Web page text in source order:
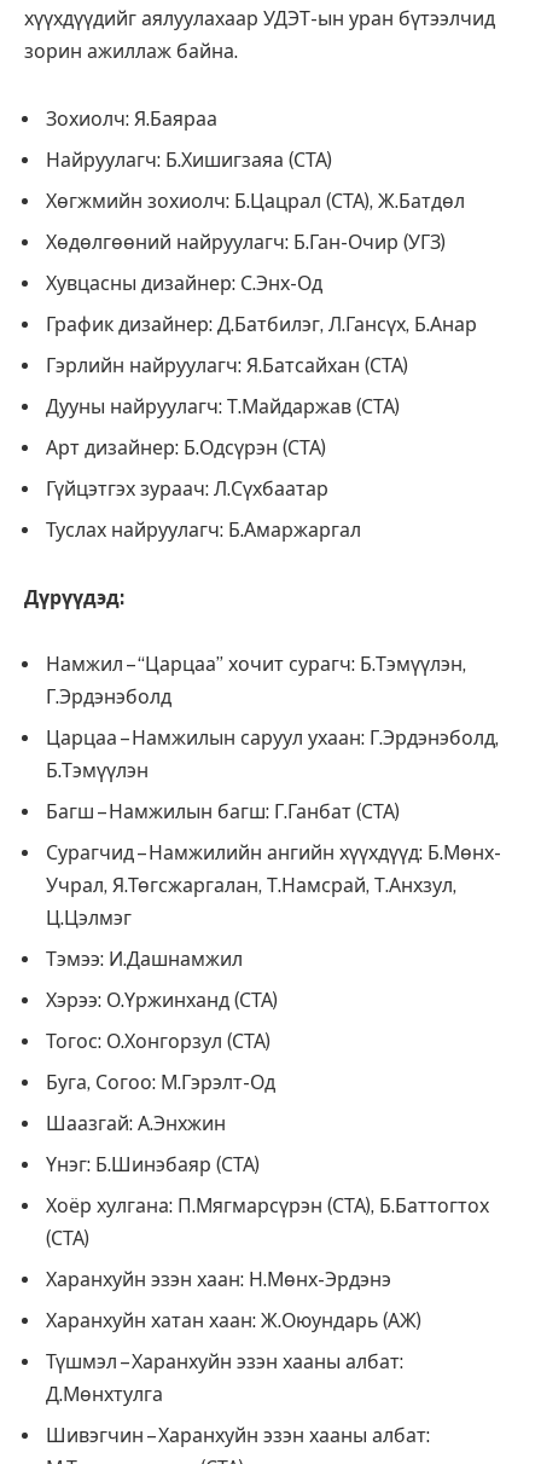
хүүхдүүдийг аялуулахаар УДЭТ-ын уран бүтээлчид
зорин ажиллаж байна.
Зохиолч: Я.Баяраа
Найруулагч: Б.Хишигзаяа (СТА)
Хөгжмийн зохиолч: Б.Цацрал (СТА), Ж.Батдөл
Хөдөлгөөний найруулагч: Б.Ган-Очир (УГЗ)
Хувцасны дизайнер: С.Энх-Од
График дизайнер: Д.Батбилэг, Л.Гансүх, Б.Анар
Гэрлийн найруулагч: Я.Батсайхан (СТА)
Дууны найруулагч: Т.Майдаржав (СТА)
Арт дизайнер: Б.Одсүрэн (СТА)
Гүйцэтгэх зураач: Л.Сүхбаатар
Туслах найруулагч: Б.Амаржаргал
Дүрүүдэд:
Намжил – “Царцаа” хочит сурагч: Б.Тэмүүлэн,
Г.Эрдэнэболд
Царцаа – Намжилын саруул ухаан: Г.Эрдэнэболд,
Б.Тэмүүлэн
Багш – Намжилын багш: Г.Ганбат (СТА)
Сурагчид – Намжилийн ангийн хүүхдүүд: Б.Мөнх-
Учрал, Я.Төгсжаргалан, Т.Намсрай, Т.Анхзул,
Ц.Цэлмэг
Тэмээ: И.Дашнамжил
Хэрээ: О.Үржинханд (СТА)
Тогос: О.Хонгорзул (СТА)
Буга, Согоо: М.Гэрэлт-Од
Шаазгай: А.Энхжин
Үнэг: Б.Шинэбаяр (СТА)
Хоёр хулгана: П.Мягмарсүрэн (СТА), Б.Баттогтох
(СТА)
Харанхуйн эзэн хаан: Н.Мөнх-Эрдэнэ
Харанхуйн хатан хаан: Ж.Оюундарь (АЖ)
Түшмэл – Харанхуйн эзэн хааны албат:
Д.Мөнхтулга
Шивэгчин – Харанхуйн эзэн хааны албат: